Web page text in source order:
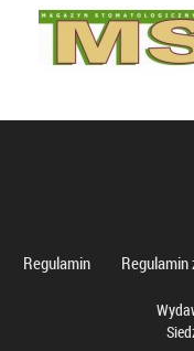
Regulamin Regulamin